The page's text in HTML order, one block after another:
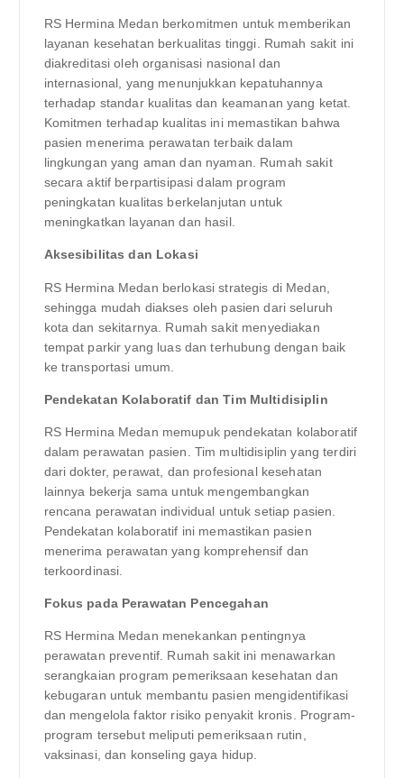
RS Hermina Medan berkomitmen untuk memberikan
layanan kesehatan berkualitas tinggi. Rumah sakit ini
diakreditasi oleh organisasi nasional dan
internasional, yang menunjukkan kepatuhannya
terhadap standar kualitas dan keamanan yang ketat.
Komitmen terhadap kualitas ini memastikan bahwa
pasien menerima perawatan terbaik dalam
lingkungan yang aman dan nyaman. Rumah sakit
secara aktif berpartisipasi dalam program
peningkatan kualitas berkelanjutan untuk
meningkatkan layanan dan hasil.
Aksesibilitas dan Lokasi
RS Hermina Medan berlokasi strategis di Medan,
sehingga mudah diakses oleh pasien dari seluruh
kota dan sekitarnya. Rumah sakit menyediakan
tempat parkir yang luas dan terhubung dengan baik
ke transportasi umum.
Pendekatan Kolaboratif dan Tim Multidisiplin
RS Hermina Medan memupuk pendekatan kolaboratif
dalam perawatan pasien. Tim multidisiplin yang terdiri
dari dokter, perawat, dan profesional kesehatan
lainnya bekerja sama untuk mengembangkan
rencana perawatan individual untuk setiap pasien.
Pendekatan kolaboratif ini memastikan pasien
menerima perawatan yang komprehensif dan
terkoordinasi.
Fokus pada Perawatan Pencegahan
RS Hermina Medan menekankan pentingnya
perawatan preventif. Rumah sakit ini menawarkan
serangkaian program pemeriksaan kesehatan dan
kebugaran untuk membantu pasien mengidentifikasi
dan mengelola faktor risiko penyakit kronis. Program-
program tersebut meliputi pemeriksaan rutin,
vaksinasi, dan konseling gaya hidup.